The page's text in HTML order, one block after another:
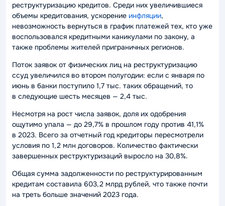
реструктуризацию кредитов. Среди них увеличившиеся
объемы кредитования, ускорение инфляции,
невозможность вернуться в график платежей тех, кто уже
воспользовался кредитными каникулами по закону, а
также проблемы жителей приграничных регионов.
Поток заявок от физических лиц на реструктуризацию
ссуд увеличился во втором полугодии: если с января по
июнь в банки поступило 1,7 тыс. таких обращений, то
в следующие шесть месяцев — 2,4 тыс.
Несмотря на рост числа заявок, доля их одобрения
ощутимо упала — до 29,7% в прошлом году против 41,1%
в 2023. Всего за отчетный год кредиторы пересмотрели
условия по 1,2 млн договоров. Количество фактически
завершенных реструктуризаций выросло на 30,8%.
Общая сумма задолженности по реструктурированным
кредитам составила 603,2 млрд рублей, что также почти
на треть больше значений 2023 года.